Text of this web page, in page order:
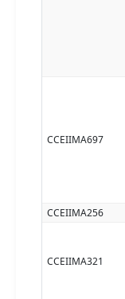
CCEIIMA697
CCEIIMA256
CCEIIMA321